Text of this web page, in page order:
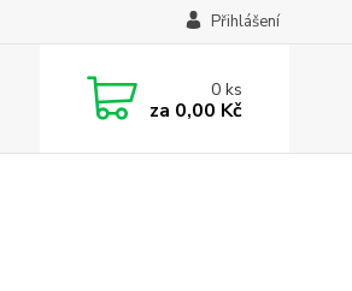
Přihlášení
0ks
za 0,00 Kč